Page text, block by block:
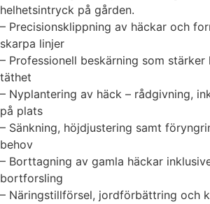
helhetsintryck på gården.
– Precisionsklippning av häckar och
skarpa linjer
– Professionell beskärning som stärker
täthet
– Nyplantering av häck – rådgivning,
på plats
– Sänkning, höjdjustering samt
behov
– Borttagning av gamla häckar
bortforsling
– Näringstillförsel, jordförbättring och